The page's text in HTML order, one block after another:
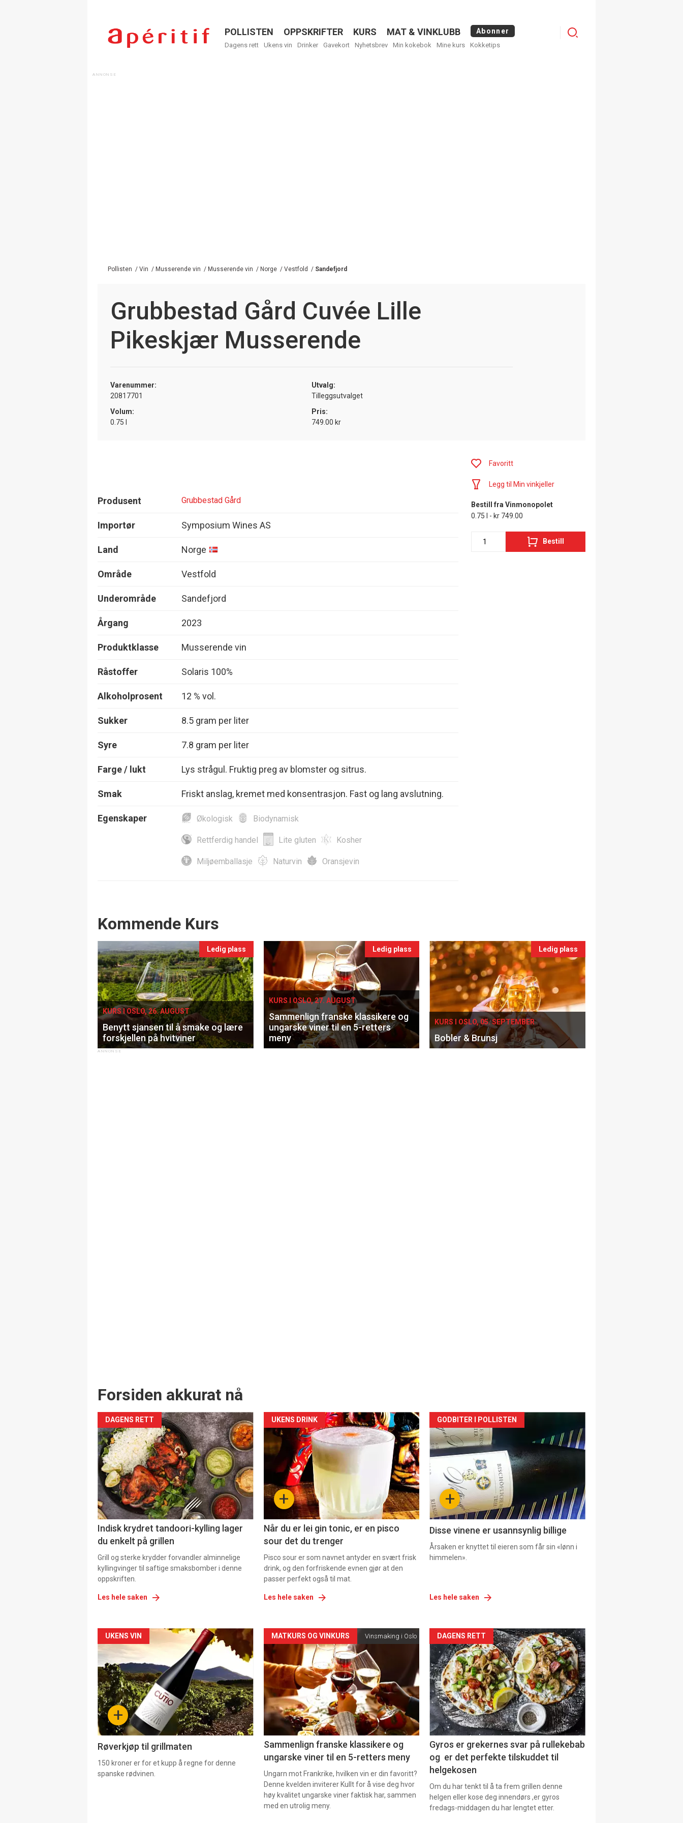
Menu
POLLISTEN OPPSKRIFTER KURS MAT & VINKLUBB Abonner
Dagens rett Ukens vin Drinker Gavekort Nyhetsbrev Min kokebok Mine kurs Kokketips
Menu
Pollisten / Vin / Musserende vin / Musserende vin / Norge / Vestfold / Sandefjord
Grubbestad Gård Cuvée Lille
Pikeskjær Musserende
Varenummer:
20817701
Utvalg:
Tilleggsutvalget
Volum:
0.75 l
Pris:
749.00 kr
Produsent Grubbestad Gård
Importør Symposium Wines AS
Land Norge
Område Vestfold
Underområde Sandefjord
Årgang 2023
Produktklasse Musserende vin
Råstoffer Solaris 100%
Alkoholprosent 12 % vol.
Sukker 8.5 gram per liter
Syre 7.8 gram per liter
Farge / lukt Lys strågul. Fruktig preg av blomster og sitrus.
Smak Friskt anslag, kremet med konsentrasjon. Fast og lang avslutning.
Egenskaper Økologisk Biodynamisk
Rettferdig handel Lite gluten Kosher
Miljøemballasje Naturvin Oransjevin
Favoritt
Legg til Min vinkjeller
Bestill fra Vinmonopolet
0.75 l - kr 749.00
Bestill
Events
Kommende Kurs
Ledig plass
KURS I OSLO, 26. AUGUST
Benytt sjansen til å smake og lære
forskjellen på hvitviner
Ledig plass
KURS I OSLO, 27. AUGUST
Sammenlign franske klassikere og
ungarske viner til en 5-retters
meny
Ledig plass
KURS I OSLO, 05. SEPTEMBER
Bobler & Brunsj
Forsiden akkurat nå
DAGENS RETT
Indisk krydret tandoori-kylling lager
du enkelt på grillen
Grill og sterke krydder forvandler alminnelige
kyllingvinger til saftige smaksbomber i denne
oppskriften.
Les hele saken
Forsiden
akkurat
nå
-
+
UKENS DRINK
Når du er lei gin tonic, er en pisco
sour det du trenger
Pisco sour er som navnet antyder en svært frisk
drink, og den forfriskende evnen gjør at den
passer perfekt også til mat.
Les hele saken
Forsiden
akkurat
nå
3 +
GODBITER I POLLISTEN
Disse vinene er usannsynlig billige
Årsaken er knyttet til eieren som får sin «lønn i
himmelen».
Les hele saken
Forsiden
akkurat
nå
-
4 +
UKENS VIN
Røverkjøp til grillmaten
150 kroner er for et kupp å regne for denne
spanske rødvinen.
Forsiden
akkurat
nå
-
5
MATKURS OG VINKURS Vinsmaking i Oslo
Sammenlign franske klassikere og
ungarske viner til en 5-retters meny
Ungarn mot Frankrike, hvilken vin er din favoritt?
Denne kvelden inviterer Kullt for å vise deg hvor
høy kvalitet ungarske viner faktisk har, sammen
med en utrolig meny.
Forsiden
akkurat
nå
-
6
DAGENS RETT
Gyros er grekernes svar på rullekebab
og er det perfekte tilskuddet til
helgekosen
Om du har tenkt til å ta frem grillen denne
helgen eller kose deg innendørs ,er gyros
fredags-middagen du har lengtet etter.